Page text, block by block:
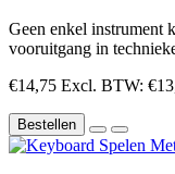
Geen enkel instrument
vooruitgang in
€14,75 Excl. BTW:
Bestellen